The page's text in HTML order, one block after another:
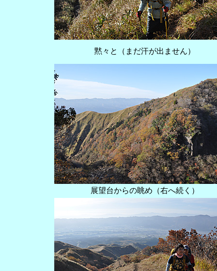
黙々と（まだ汗が出ません）
展望台からの眺め（右へ続く）